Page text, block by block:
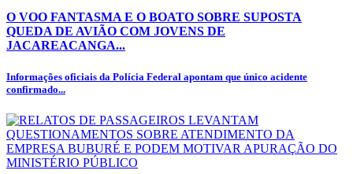
O VOO FANTASMA E O BOATO SOBRE SUPOSTA
QUEDA DE AVIÃO COM JOVENS DE
JACAREACANGA...
Informações oficiais da Polícia Federal apontam que único acidente
confirmado...